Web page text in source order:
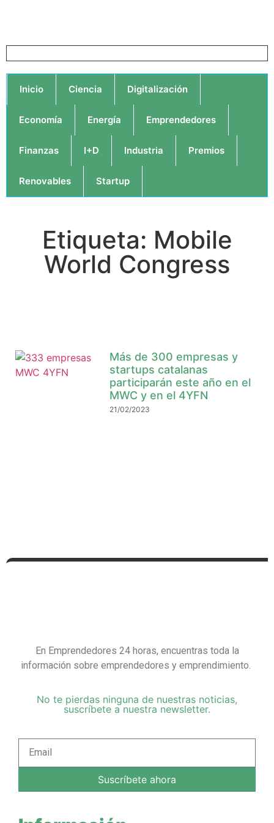
Inicio Ciencia Digitalización
Economía Energía Emprendedores
Finanzas I+D Industria Premios
Renovables Startup
Etiqueta: Mobile
World Congress
Más de 300 empresas y
startups catalanas
participarán este año en el
MWC y en el 4YFN
21/02/2023
En Emprendedores 24 horas, encuentras toda la
información sobre emprendedores y emprendimiento.
No te pierdas ninguna de nuestras noticias,
suscríbete a nuestra newsletter.
Suscríbete ahora